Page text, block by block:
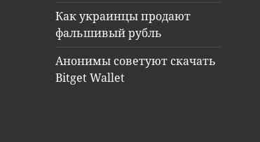
Как украинцы продают
фальшивый рубль
Анонимы советуют скачать
Bitget Wallet